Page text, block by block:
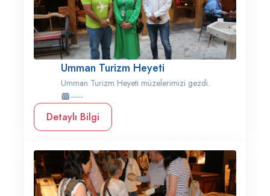
Umman Turizm Heyeti
Umman Turizm Heyeti müzelerimizi gezdi.
-----
Detaylı Bilgi